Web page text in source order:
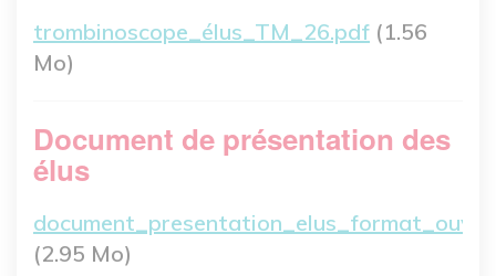
Fichier
trombinoscope_élus_TM_26.pdf (1.56
Mo)
Document de présentation des
élus
Fichier
(2.95 Mo)